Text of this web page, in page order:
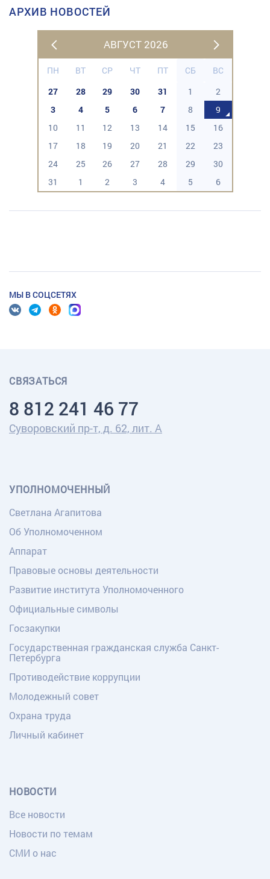
АРХИВ НОВОСТЕЙ
АВГУСТ 2026
ПН ВТ СР ЧТ ПТ СБ
ВС
27
28 29 30 31 1
2
3
4 5 6 7 8
9
10
11 12 13 14 15
16
17
18 19 20 21 22
23
24
25 26 27 28 29
30
31
1 2 3 4 5 6
МЫ В СОЦСЕТЯХ
СВЯЗАТЬСЯ
8 812 241 46 77
Суворовский пр-т, д. 62, лит. А
УПОЛНОМОЧЕННЫЙ
Светлана Агапитова
Об Уполномоченном
Аппарат
Правовые основы деятельности
Развитие института Уполномоченного
Официальные символы
Госзакупки
Государственная гражданская служба Санкт-
Петербурга
Противодействие коррупции
Молодежный совет
Охрана труда
Личный кабинет
НОВОСТИ
Все новости
Новости по темам
СМИ о нас